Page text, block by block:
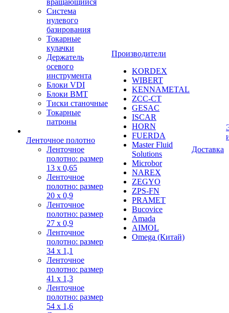
вращающийся
Система
нулевого
базирования
Токарные
кулачки
Держатель
осевого
инструмента
Блоки VDI
Блоки BMT
Тиски станочные
Токарные
патроны
Ленточное полотно
Ленточное
полотно: размер
13 х 0,65
Ленточное
полотно: размер
20 х 0,9
Ленточное
полотно: размер
27 х 0,9
Ленточное
полотно: размер
34 х 1,1
Ленточное
полотно: размер
41 х 1,3
Ленточное
полотно: размер
54 х 1,6
Производители
KORDEX
WIBERT
KENNAMETAL
ZCC-CT
GESAC
ISCAR
HORN
FUERDA
Master Fluid
Solutions
Microbor
NAREX
ZEGYO
ZPS-FN
PRAMET
Bucovice
Amada
AIMOL
Omega (Китай)
Доставка